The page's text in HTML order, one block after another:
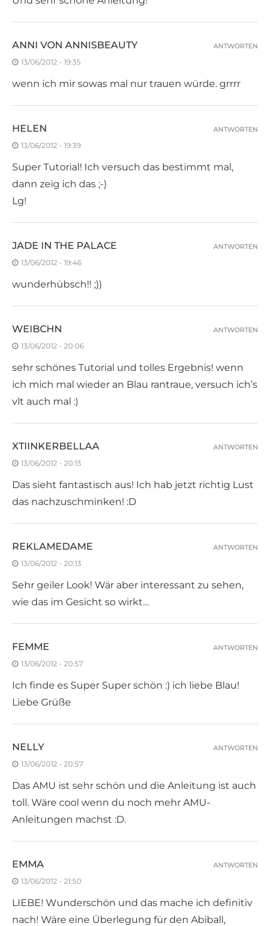
ANNI VON ANNISBEAUTY
13/06/2012 - 19:35
wenn ich mir sowas mal nur trauen würde. grrrr
ANTWORTEN
HELEN
13/06/2012 - 19:39
Super Tutorial! Ich versuch das bestimmt mal,
dann zeig ich das ;-)
Lg!
ANTWORTEN
JADE IN THE PALACE
13/06/2012 - 19:46
wunderhübsch!! ;))
ANTWORTEN
WEIBCHN
13/06/2012 - 20:06
sehr schönes Tutorial und tolles Ergebnis! wenn
ich mich mal wieder an Blau rantraue, versuch ich’s
vlt auch mal :)
ANTWORTEN
XTIINKERBELLAA
13/06/2012 - 20:13
Das sieht fantastisch aus! Ich hab jetzt richtig Lust
das nachzuschminken! :D
ANTWORTEN
REKLAMEDAME
13/06/2012 - 20:13
Sehr geiler Look! Wär aber interessant zu sehen,
wie das im Gesicht so wirkt…
ANTWORTEN
FEMME
13/06/2012 - 20:57
Ich finde es Super Super schön :) ich liebe Blau!
Liebe Grüße
ANTWORTEN
NELLY
13/06/2012 - 20:57
Das AMU ist sehr schön und die Anleitung ist auch
toll. Wäre cool wenn du noch mehr AMU-
Anleitungen machst :D.
ANTWORTEN
EMMA
13/06/2012 - 21:50
LIEBE! Wunderschön und das mache ich definitiv
nach! Wäre eine Überlegung für den Abiball,
ANTWORTEN